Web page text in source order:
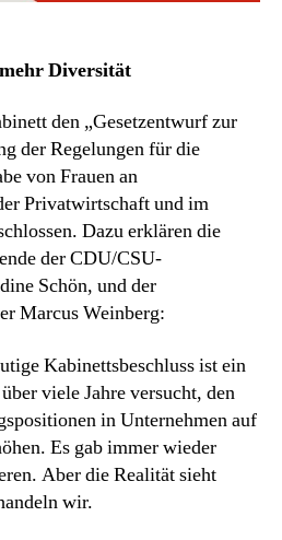
Diversität
den „Gesetzentwurf zur
der Regelungen für die
von Frauen an
Privatwirtschaft und im
Dazu erklären die
der CDU/CSU-
Schön, und der
Marcus Weinberg:
Kabinettsbeschluss ist ein
viele Jahre versucht, den
in Unternehmen auf
Es gab immer wieder
Aber die Realität sieht
wir.